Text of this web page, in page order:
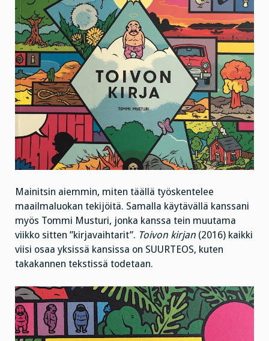
Mainitsin aiemmin, miten täällä työskentelee
maailmaluokan tekijöitä. Samalla käytävällä kanssani
myös Tommi Musturi, jonka kanssa tein muutama
viikko sitten ”kirjavaihtarit”. Toivon kirjan (2016) kaikki
viisi osaa yksissä kansissa on SUURTEOS, kuten
takakannen tekstissä todetaan.